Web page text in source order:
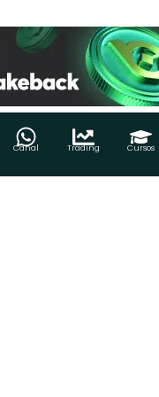
Canal Trading Cursos